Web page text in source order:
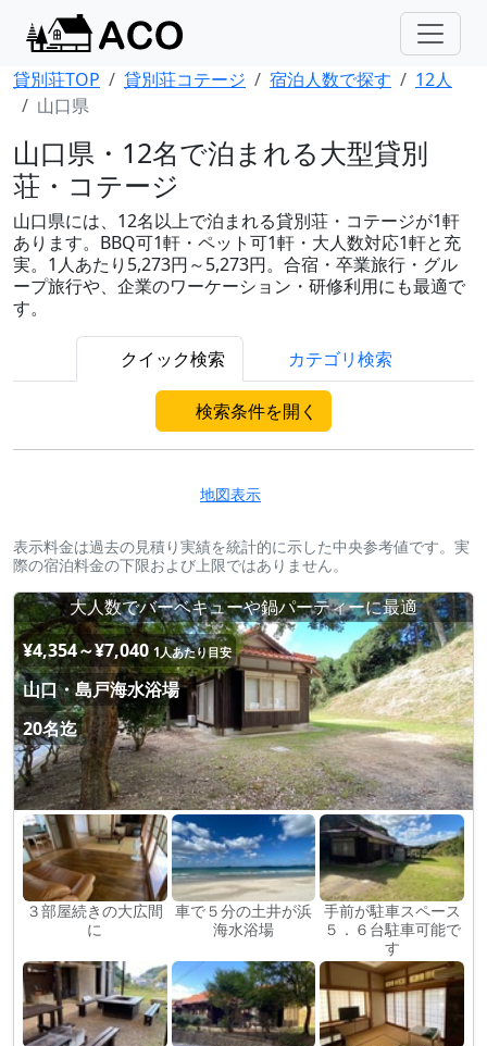
貸別荘TOP 貸別荘コテージ 宿泊人数で探す
12人
山口県
山口県・12名で泊まれる大型貸別
荘・コテージ
山口県には、12名以上で泊まれる貸別荘・コテージが1軒
あります。BBQ可1軒・ペット可1軒・大人数対応1軒と充
実。1人あたり5,273円～5,273円。合宿・卒業旅行・グル
ープ旅行や、企業のワーケーション・研修利用にも最適で
す。
クイック検索 カテゴリ検索
検索条件を開く
地図表示
表示料金は過去の見積り実績を統計的に示した中央参考値です。実
際の宿泊料金の下限および上限ではありません。
大人数でバーベキューや鍋パーティーに最適
¥4,354～¥7,040 1人あたり目安
山口・島戸海水浴場
20名迄
３部屋続きの大広間
に
車で５分の土井が浜
海水浴場
手前が駐車スペース
５．６台駐車可能で
す